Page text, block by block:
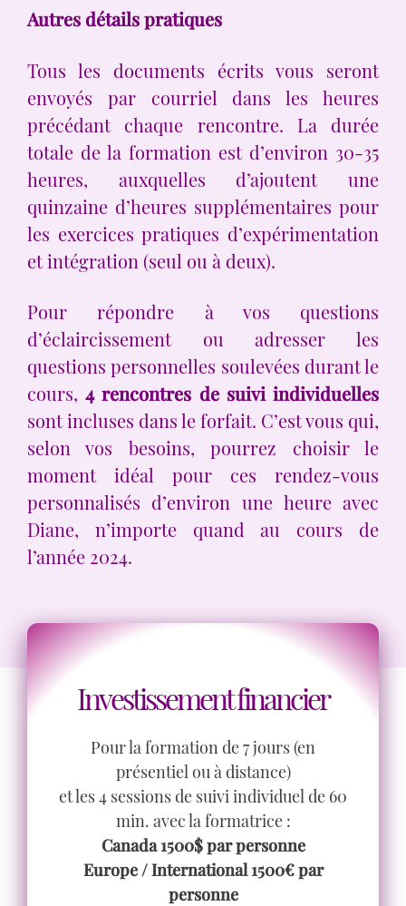
Autres détails pratiques
Tous les documents écrits vous seront
envoyés par courriel dans les heures
précédant chaque rencontre. La durée
totale de la formation est d’environ 30-35
heures, auxquelles d’ajoutent une
quinzaine d’heures supplémentaires pour
les exercices pratiques d’expérimentation
et intégration (seul ou à deux).
Pour répondre à vos questions
d’éclaircissement ou adresser les
questions personnelles soulevées durant le
cours,4 rencontres de suivi individuelles
sont incluses dans le forfait. C’est vous qui,
selon vos besoins, pourrez choisir le
moment idéal pour ces rendez-vous
personnalisés d’environ une heure avec
Diane, n’importe quand au cours de
l’année 2024.
Investissement financier
Pour la formation de 7 jours (en
présentiel ou à distance)
et les 4 sessions de suivi individuel de 60
min. avec la formatrice :
Canada 1500$ par personne
Europe / International 1500€ par
personne